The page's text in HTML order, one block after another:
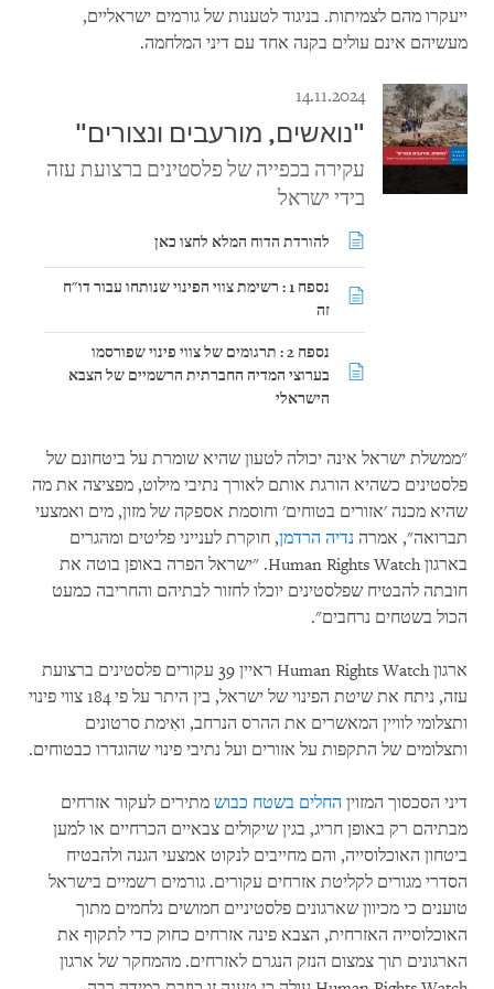
ייעקרו מהם לצמיתות. בניגוד לטענות של גורמים ישראליים,
מעשיהם אינם עולים בקנה אחד עם דיני המלחמה.
14.11.2024
"נואשים, מורעבים ונצורים"
עקירה בכפייה של פלסטינים ברצועת עזה
בידי ישראל
להורדת הדוח המלא לחצו כאן
נספח 1 : רשימת צווי הפינוי שנותחו עבור דו"ח
זה
נספח 2 : תרגומים של צווי פינוי שפורסמו
בערוצי המדיה החברתית הרשמיים של הצבא
הישראלי
"ממשלת ישראל אינה יכולה לטעון שהיא שומרת על ביטחונם של
פלסטינים כשהיא הורגת אותם לאורך נתיבי מילוט, מפציצה את מה
שהיא מכנה 'אזורים בטוחים' וחוסמת אספקה של מזון, מים ואמצעי
תברואה", אמרה נדיה הרדמן, חוקרת לענייני פליטים ומהגרים
בארגון Human Rights Watch. "ישראל הפרה באופן בוטה את
חובתה להבטיח שפלסטינים יוכלו לחזור לבתיהם והחריבה כמעט
הכול בשטחים נרחבים".
ארגון Human Rights Watch ראיין 39 עקורים פלסטינים ברצועת
עזה, ניתח את שיטת הפינוי של ישראל, בין היתר על פי 184 צווי פינוי
ותצלומי לוויין המאשרים את ההרס הנרחב, ואִימת סרטונים
ותצלומים של התקפות על אזורים ועל נתיבי פינוי שהוגדרו כבטוחים.
דיני הסכסוך המזוין החלים בשטח כבוש מתירים לעקור אזרחים
מבתיהם רק באופן חריג, בגין שיקולים צבאיים הכרחיים או למען
ביטחון האוכלוסייה, והם מחייבים לנקוט אמצעי הגנה ולהבטיח
הסדרי מגורים לקליטת אזרחים עקורים. גורמים רשמיים בישראל
טוענים כי מכיוון שארגונים פלסטיניים חמושים נלחמים מתוך
האוכלוסייה האזרחית, הצבא פינה אזרחים כחוק כדי לתקוף את
הארגונים תוך צמצום הנזק הנגרם לאזרחים. מהמחקר של ארגון